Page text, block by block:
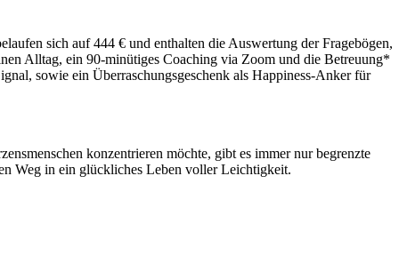
sich auf 444 € und enthalten die Auswertung der Fragebögen,
Alltag, ein 90-minütiges Coaching via Zoom und die Betreuung*
sowie ein Überraschungsgeschenk als Happiness-Anker für
konzentrieren möchte, gibt es immer nur begrenzte
Weg in ein glückliches Leben voller Leichtigkeit.